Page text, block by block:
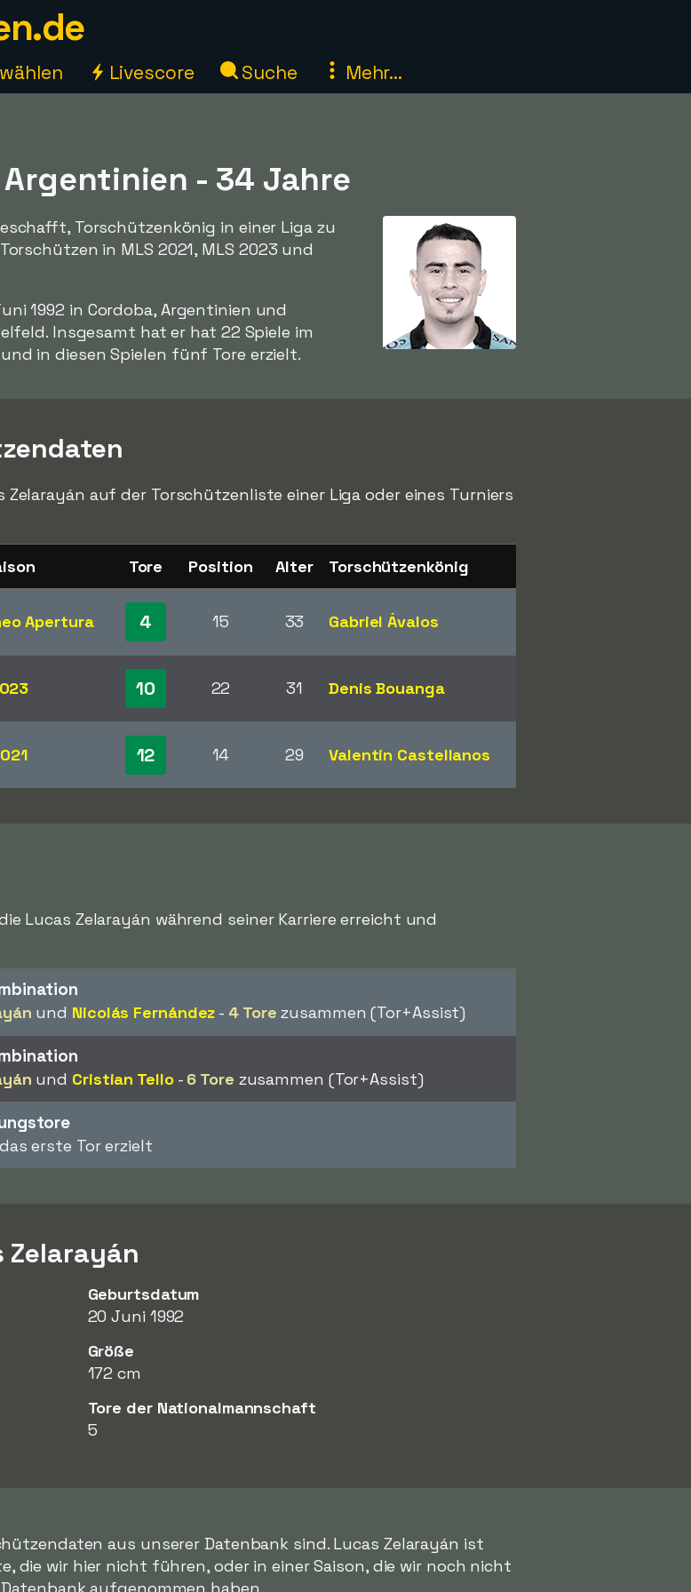
Livescore Suche Mehr...
- 34 Jahre
Torschützenkönig in einer Liga zu
in MLS 2021, MLS 2023 und
1992 in Cordoba, Argentinien und
Insgesamt hat er hat 22 Spiele im
in diesen Spielen fünf Tore erzielt.
auf der Torschützenliste einer Liga oder eines Turniers
Tore Position Alter Torschützenkönig
Apertura 4 15 33 Gabriel Ávalos
10 22 31 Denis Bouanga
12 14 29 Valentin Castellanos
Lucas Zelarayán während seiner Karriere erreicht und
und Nicolás Fernández - 4 Tore zusammen (Tor+Assist)
und Cristian Tello- 6 Tore zusammen (Tor+Assist)
das erste Tor erzielt
Zelarayán
Geburtsdatum
20 Juni 1992
Größe
172 cm
Tore der Nationalmannschaft
5
aus unserer Datenbank sind. Lucas Zelarayán ist
die wir hier nicht führen, oder in einer Saison, die wir noch nicht